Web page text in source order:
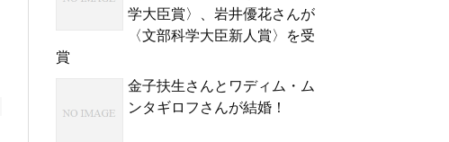
学大臣賞〉、岩井優花さんが
〈文部科学大臣新人賞〉を受
賞
金子扶生さんとワディム・ム
ンタギロフさんが結婚！